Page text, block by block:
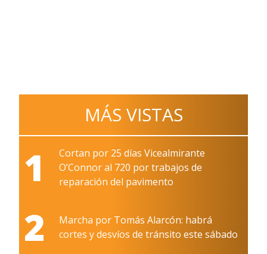
MÁS VISTAS
1
Cortan por 25 días Vicealmirante
O’Connor al 720 por trabajos de
reparación del pavimento
2
Marcha por Tomás Alarcón: habrá
cortes y desvíos de tránsito este sábado